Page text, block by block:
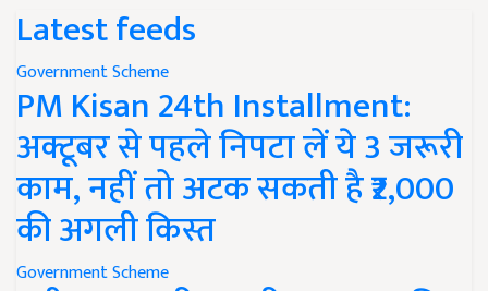
Latest feeds
Government Scheme
PM Kisan 24th Installment:
अक्टूबर से पहले निपटा लें ये 3 जरूरी
काम, नहीं तो अटक सकती है ₹2,000
की अगली किस्त
Government Scheme